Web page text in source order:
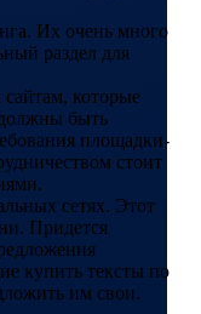
Их очень много
раздел для
которые
быть
площадки-
стоит
сетях. Этот
Придется
купить тексты по
им свои.